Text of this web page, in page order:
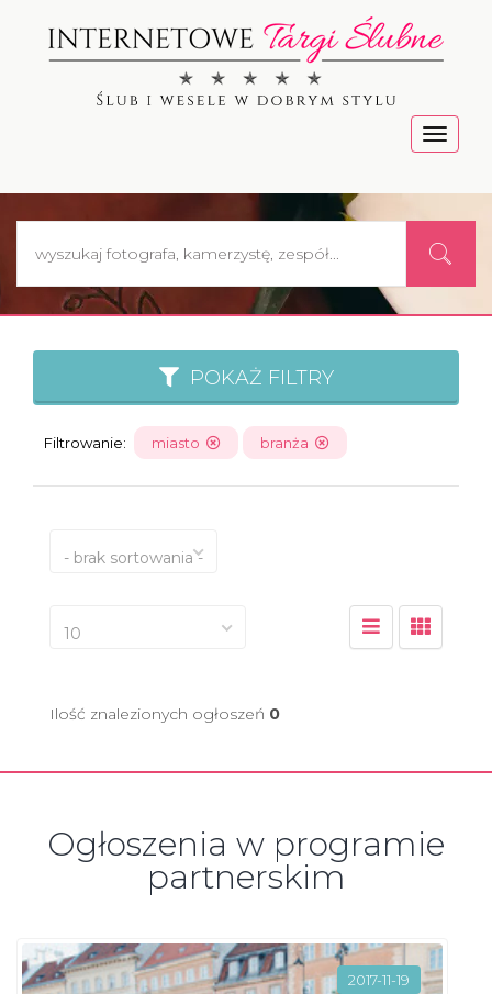
Menu
POKAŻ FILTRY
Filtrowanie: miasto branża
- brak sortowania -
10
Ilość znalezionych ogłoszeń 0
Ogłoszenia w programie
partnerskim
2017-11-19